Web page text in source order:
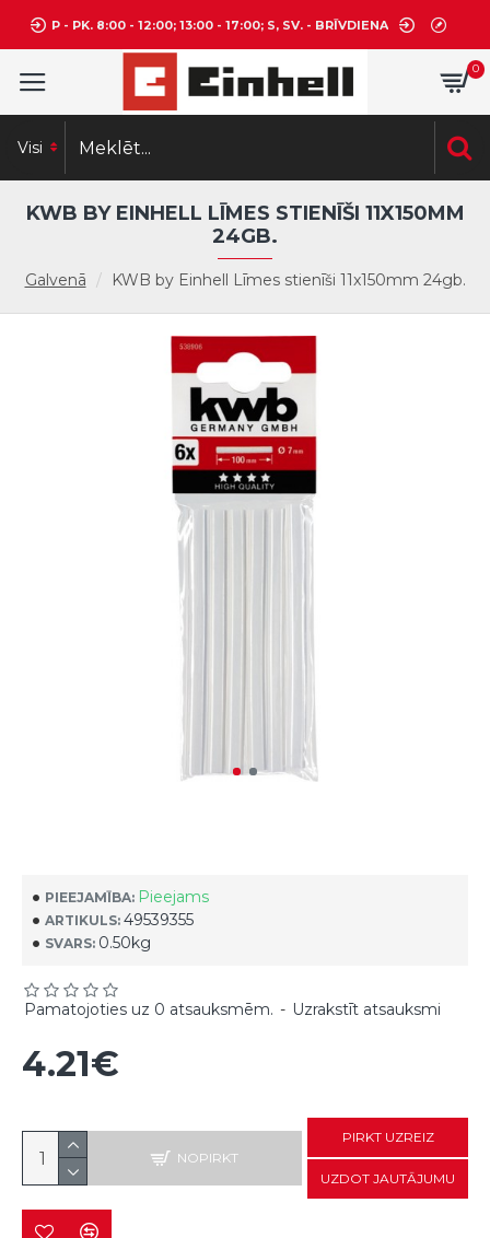
P - PK. 8:00 - 12:00; 13:00 - 17:00; S, SV. - BRĪVDIENA
0
Visi
Galvenā KWB by Einhell Līmes stienīši 11x150mm 24gb.
KWB BY EINHELL LĪMES STIENĪŠI 11X150MM
24GB.
PIEEJAMĪBA: Pieejams
ARTIKULS: 49539355
SVARS: 0.50kg
Pamatojoties uz 0 atsauksmēm. - Uzrakstīt atsauksmi
4.21€
NOPIRKT
PIRKT UZREIZ
UZDOT JAUTĀJUMU